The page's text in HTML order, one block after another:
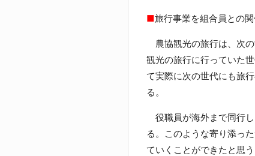
■旅行事業を組合員との
農協観光の旅行は、次
観光の旅行に行っていた
て実際に次の世代にも旅
る。
役職員が海外まで同行
る。このような寄り添っ
ていくことができたと思う